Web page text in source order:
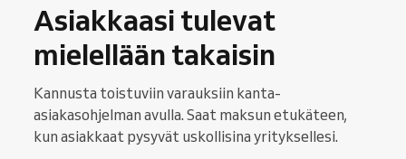
Asiakkaasi tulevat
mielellään takaisin
Kannusta toistuviin varauksiin kanta-
asiakasohjelman avulla. Saat maksun etukäteen,
kun asiakkaat pysyvät uskollisina yrityksellesi.